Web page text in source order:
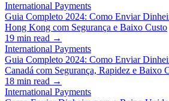
International Payments
Guia Completo 2024: Como Enviar
Hong Kong com Segurança e Baixo Custo
19 min read →
International Payments
Guia Completo 2024: Como Enviar
Canadá com Segurança, Rapidez e Baixo
18 min read →
International Payments